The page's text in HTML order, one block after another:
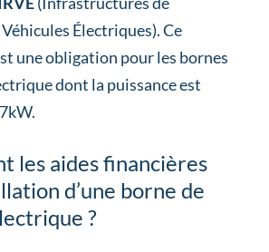
Électriques). Ce
une obligation pour les bornes
dont la puissance est
les aides financières
d’une borne de
?